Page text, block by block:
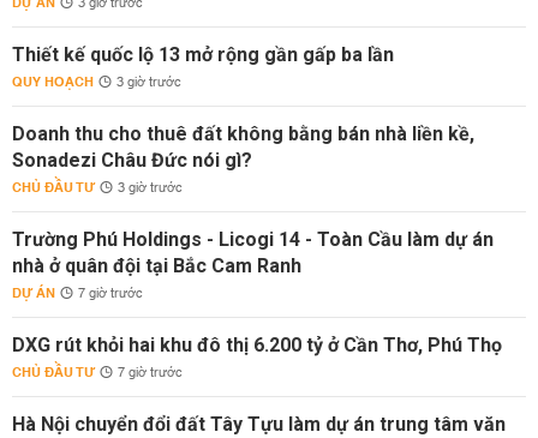
Thiết kế quốc lộ 13 mở rộng gần gấp ba lần
QUY HOẠCH 3 giờ trước
Doanh thu cho thuê đất không bằng bán nhà liền kề,
Sonadezi Châu Đức nói gì?
CHỦ ĐẦU TƯ 3 giờ trước
Trường Phú Holdings - Licogi 14 - Toàn Cầu làm dự án
nhà ở quân đội tại Bắc Cam Ranh
DỰ ÁN 7 giờ trước
DXG rút khỏi hai khu đô thị 6.200 tỷ ở Cần Thơ, Phú Thọ
CHỦ ĐẦU TƯ 7 giờ trước
Hà Nội chuyển đổi đất Tây Tựu làm dự án trung tâm văn